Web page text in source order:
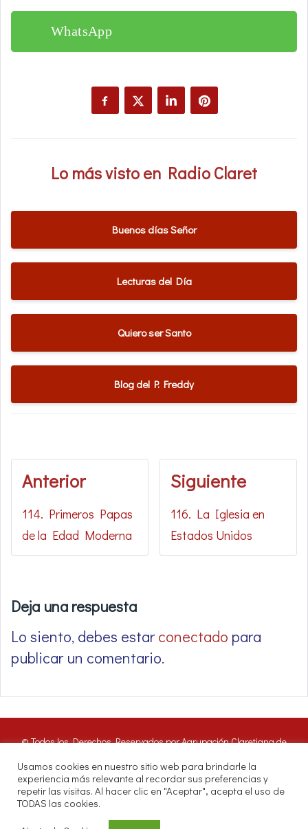
WhatsApp
Lo más visto en Radio Claret
Buenos días Señor
Lecturas del Día
Quiero ser Santo
Blog del P. Freddy
Anterior
114. Primeros Papas
de la Edad Moderna
Siguiente
116. La Iglesia en
Estados Unidos
Deja una respuesta
Lo siento, debes estar conectado para
publicar un comentario.
© Todos los Derechos Reservados por Agrupación Claretiana de
hacer uso de estos archivos citando las fuentes de RADIO CLARET
DIGITAL.
Misioneros Claretianos - Santuario Nacional - Avenida Samuel Lewis.
P.O.Box 0823-04097, Panamá, República de Panamá.
Teléfono directo a Radio Claret 263-6964 | Whatsapp 6750 0188
Usamos cookies en nuestro sitio web para brindarle la
experiencia más relevante al recordar sus preferencias y
repetir las visitas. Al hacer clic en "Aceptar", acepta el uso de
TODAS las cookies.